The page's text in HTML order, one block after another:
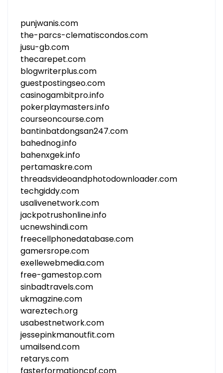
punjwanis.com
the-parcs-clematiscondos.com
jusu-gb.com
thecarepet.com
blogwriterplus.com
guestpostingseo.com
casinogambitpro.info
pokerplaymasters.info
courseoncourse.com
bantinbatdongsan247.com
bahednog.info
bahenxgek.info
pertamaskre.com
threadsvideoandphotodownloader.com
techgiddy.com
usalivenetwork.com
jackpotrushonline.info
ucnewshindi.com
freecellphonedatabase.com
gamersrope.com
exellewebmedia.com
free-gamestop.com
sinbadtravels.com
ukmagzine.com
wareztech.org
usabestnetwork.com
jessepinkmanoutfit.com
umailsend.com
retarys.com